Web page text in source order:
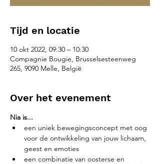
Tijd en locatie
10 okt 2022, 09:30 – 10:30
Compagnie Bougie, Brusselsesteenweg
265, 9090 Melle, België
Over het evenement
Nia is...
een uniek bewegingsconcept met oog
voor de ontwikkeling van jouw lichaam,
geest en emoties
een combinatie van oosterse en